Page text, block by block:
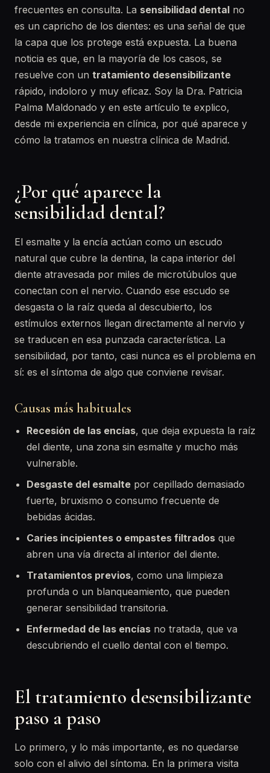
frecuentes en consulta. La sensibilidad dental no
es un capricho de los dientes: es una señal de que
la capa que los protege está expuesta. La buena
noticia es que, en la mayoría de los casos, se
resuelve con un tratamiento desensibilizante
rápido, indoloro y muy eficaz. Soy la Dra. Patricia
Palma Maldonado y en este artículo te explico,
desde mi experiencia en clínica, por qué aparece y
cómo la tratamos en nuestra clínica de Madrid.
¿Por qué aparece la
sensibilidad dental?
El esmalte y la encía actúan como un escudo
natural que cubre la dentina, la capa interior del
diente atravesada por miles de microtúbulos que
conectan con el nervio. Cuando ese escudo se
desgasta o la raíz queda al descubierto, los
estímulos externos llegan directamente al nervio y
se traducen en esa punzada característica. La
sensibilidad, por tanto, casi nunca es el problema en
sí: es el síntoma de algo que conviene revisar.
Causas más habituales
Recesión de las encías, que deja expuesta la raíz
del diente, una zona sin esmalte y mucho más
vulnerable.
Desgaste del esmalte por cepillado demasiado
fuerte, bruxismo o consumo frecuente de
bebidas ácidas.
Caries incipientes o empastes filtrados que
abren una vía directa al interior del diente.
Tratamientos previos, como una limpieza
profunda o un blanqueamiento, que pueden
generar sensibilidad transitoria.
Enfermedad de las encías no tratada, que va
descubriendo el cuello dental con el tiempo.
El tratamiento desensibilizante
paso a paso
Lo primero, y lo más importante, es no quedarse
solo con el alivio del síntoma. En la primera visita